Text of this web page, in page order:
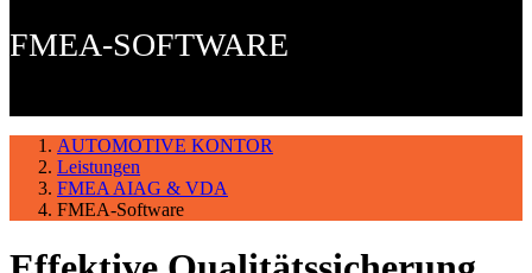
FMEA-SOFTWARE
AUTOMOTIVE KONTOR
Leistungen
FMEA AIAG & VDA
FMEA-Software